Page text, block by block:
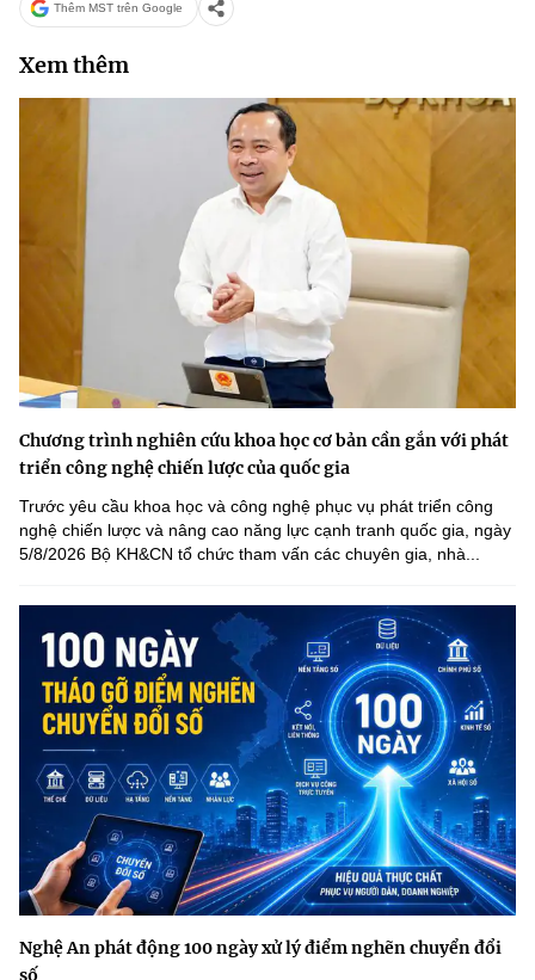
Thêm MST trên Google
Xem thêm
Chương trình nghiên cứu khoa học cơ bản cần gắn với phát
triển công nghệ chiến lược của quốc gia
Trước yêu cầu khoa học và công nghệ phục vụ phát triển công
nghệ chiến lược và nâng cao năng lực cạnh tranh quốc gia, ngày
5/8/2026 Bộ KH&CN tổ chức tham vấn các chuyên gia, nhà...
Nghệ An phát động 100 ngày xử lý điểm nghẽn chuyển đổi
số